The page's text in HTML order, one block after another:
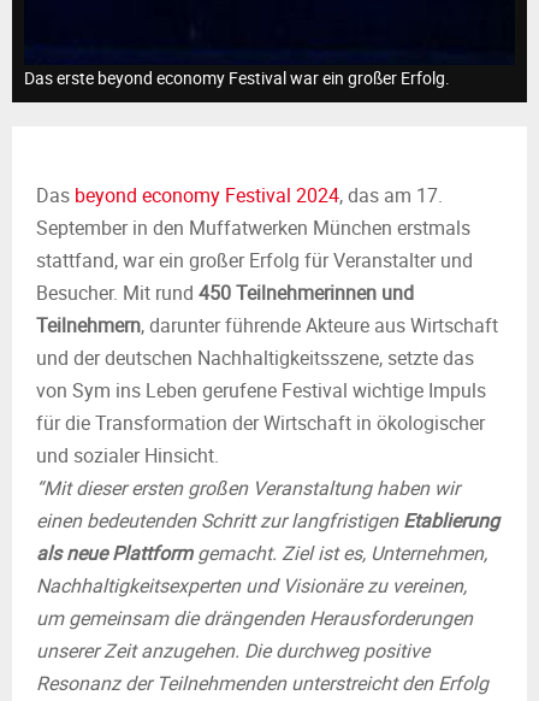
E
U
Das erste beyond economy Festival war ein großer Erfolg.
Das beyond economy Festival 2024, das am 17.
September in den Muffatwerken München erstmals
stattfand, war ein großer Erfolg für Veranstalter und
Besucher. Mit rund 450 Teilnehmerinnen und
Teilnehmern, darunter führende Akteure aus Wirtschaft
und der deutschen Nachhaltigkeitsszene, setzte das
von Sym ins Leben gerufene Festival wichtige Impuls
für die Transformation der Wirtschaft in ökologischer
und sozialer Hinsicht.
“Mit dieser ersten großen Veranstaltung haben wir
einen bedeutenden Schritt zur langfristigenEtablierung
als neue Plattformgemacht. Ziel ist es, Unternehmen,
Nachhaltigkeitsexperten und Visionäre zu vereinen,
um gemeinsam die drängenden Herausforderungen
unserer Zeit anzugehen. Die durchweg positive
Resonanz der Teilnehmenden unterstreicht den Erfolg